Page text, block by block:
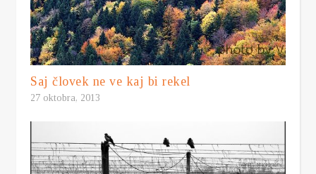
Saj človek ne ve kaj bi rekel
27 oktobra, 2013